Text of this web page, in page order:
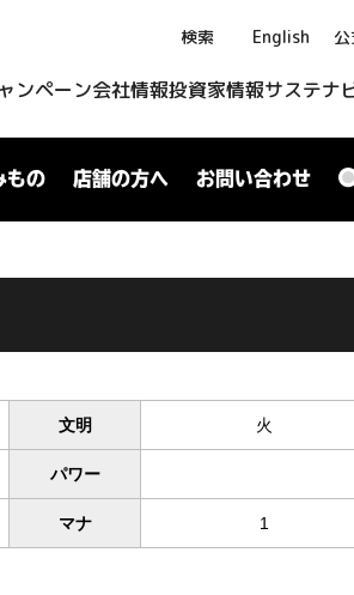
検索 English
ンペーン会社情報投資家情報サステナ
もの 店舗の方へ お問い合わせ
文明 火
パワー
マナ 1